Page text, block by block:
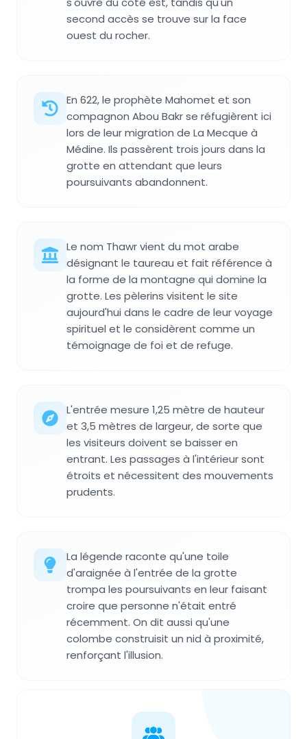
second accès se trouve sur la face
ouest du rocher.
En 622, le prophète Mahomet et son
compagnon Abou Bakr se réfugièrent ici
lors de leur migration de La Mecque à
Médine. Ils passèrent trois jours dans la
grotte en attendant que leurs
poursuivants abandonnent.
Le nom Thawr vient du mot arabe
désignant le taureau et fait référence à
la forme de la montagne qui domine la
grotte. Les pèlerins visitent le site
aujourd'hui dans le cadre de leur voyage
spirituel et le considèrent comme un
témoignage de foi et de refuge.
L'entrée mesure 1,25 mètre de hauteur
et 3,5 mètres de largeur, de sorte que
les visiteurs doivent se baisser en
entrant. Les passages à l'intérieur sont
étroits et nécessitent des mouvements
prudents.
La légende raconte qu'une toile
d'araignée à l'entrée de la grotte
trompa les poursuivants en leur faisant
croire que personne n'était entré
récemment. On dit aussi qu'une
colombe construisit un nid à proximité,
renforçant l'illusion.